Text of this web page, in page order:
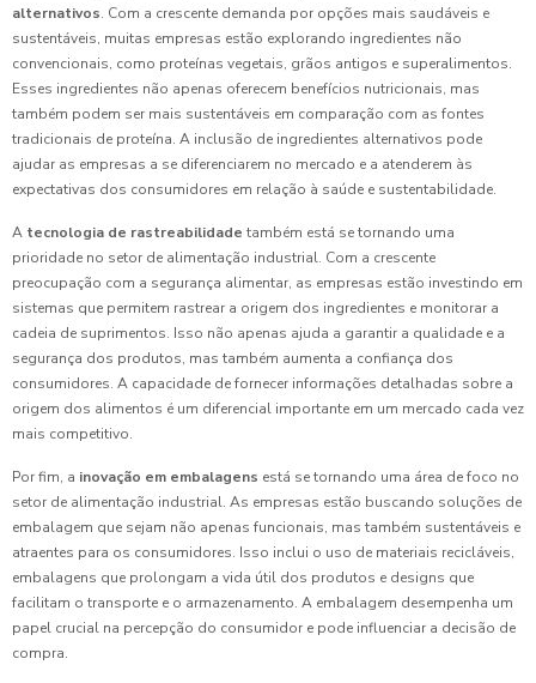
alternativos. Com a crescente demanda por opções mais saudáveis e
sustentáveis, muitas empresas estão explorando ingredientes não
convencionais, como proteínas vegetais, grãos antigos e superalimentos.
Esses ingredientes não apenas oferecem benefícios nutricionais, mas
também podem ser mais sustentáveis em comparação com as fontes
tradicionais de proteína. A inclusão de ingredientes alternativos pode
ajudar as empresas a se diferenciarem no mercado e a atenderem às
expectativas dos consumidores em relação à saúde e sustentabilidade.
A tecnologia de rastreabilidade também está se tornando uma
prioridade no setor de alimentação industrial. Com a crescente
preocupação com a segurança alimentar, as empresas estão investindo em
sistemas que permitem rastrear a origem dos ingredientes e monitorar a
cadeia de suprimentos. Isso não apenas ajuda a garantir a qualidade e a
segurança dos produtos, mas também aumenta a confiança dos
consumidores. A capacidade de fornecer informações detalhadas sobre a
origem dos alimentos é um diferencial importante em um mercado cada vez
mais competitivo.
Por fim, a inovação em embalagens está se tornando uma área de foco no
setor de alimentação industrial. As empresas estão buscando soluções de
embalagem que sejam não apenas funcionais, mas também sustentáveis e
atraentes para os consumidores. Isso inclui o uso de materiais recicláveis,
embalagens que prolongam a vida útil dos produtos e designs que
facilitam o transporte e o armazenamento. A embalagem desempenha um
papel crucial na percepção do consumidor e pode influenciar a decisão de
compra.